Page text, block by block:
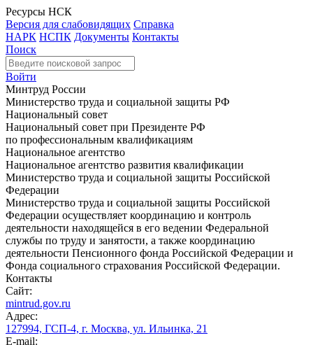
Ресурсы НСК
Версия для слабовидящих Справка
НАРК НСПК Документы Контакты
Поиск
Войти
Минтруд России
Министерство труда и социальной защиты РФ
Национальный совет
Национальный совет при Президенте РФ
по профессиональным квалификациям
Национальное агентство
Национальное агентство развития квалификации
Министерство труда и социальной защиты Российской
Федерации
Министерство труда и социальной защиты Российской
Федерации осуществляет координацию и контроль
деятельности находящейся в его ведении Федеральной
службы по труду и занятости, а также координацию
деятельности Пенсионного фонда Российской Федерации и
Фонда социального страхования Российской Федерации.
Контакты
Сайт:
mintrud.gov.ru
Адрес:
127994, ГСП-4, г. Москва, ул. Ильинка, 21
E-mail: